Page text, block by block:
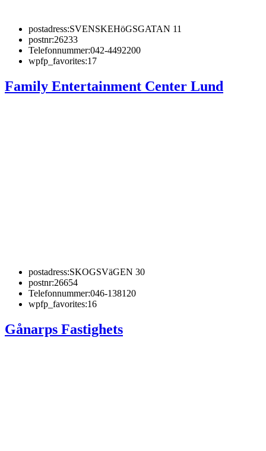
postadress:SVENSKEHöGSGATAN 11
postnr:26233
Telefonnummer:042-4492200
wpfp_favorites:17
Family Entertainment Center Lund
postadress:SKOGSVäGEN 30
postnr:26654
Telefonnummer:046-138120
wpfp_favorites:16
Gånarps Fastighets